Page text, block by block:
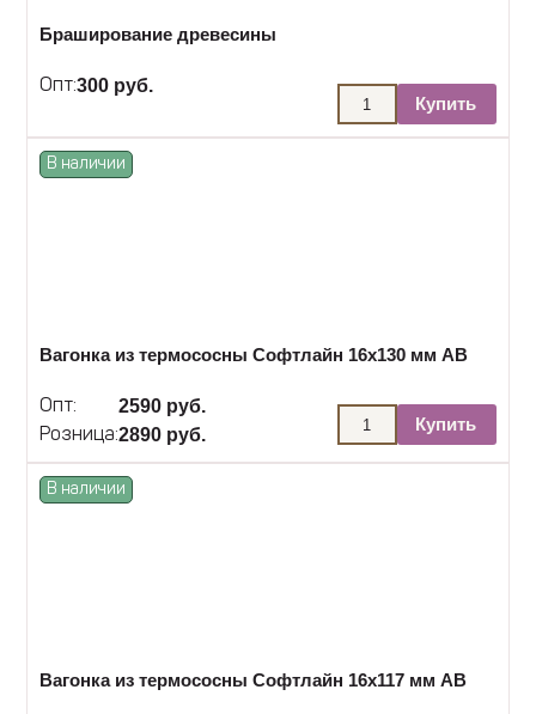
Браширование древесины
Опт:300 руб.
Купить
В наличии
Вагонка из термососны Софтлайн 16х130 мм АВ
Опт: 2590 руб.
Розница:2890 руб.
Купить
В наличии
Вагонка из термососны Софтлайн 16х117 мм АВ